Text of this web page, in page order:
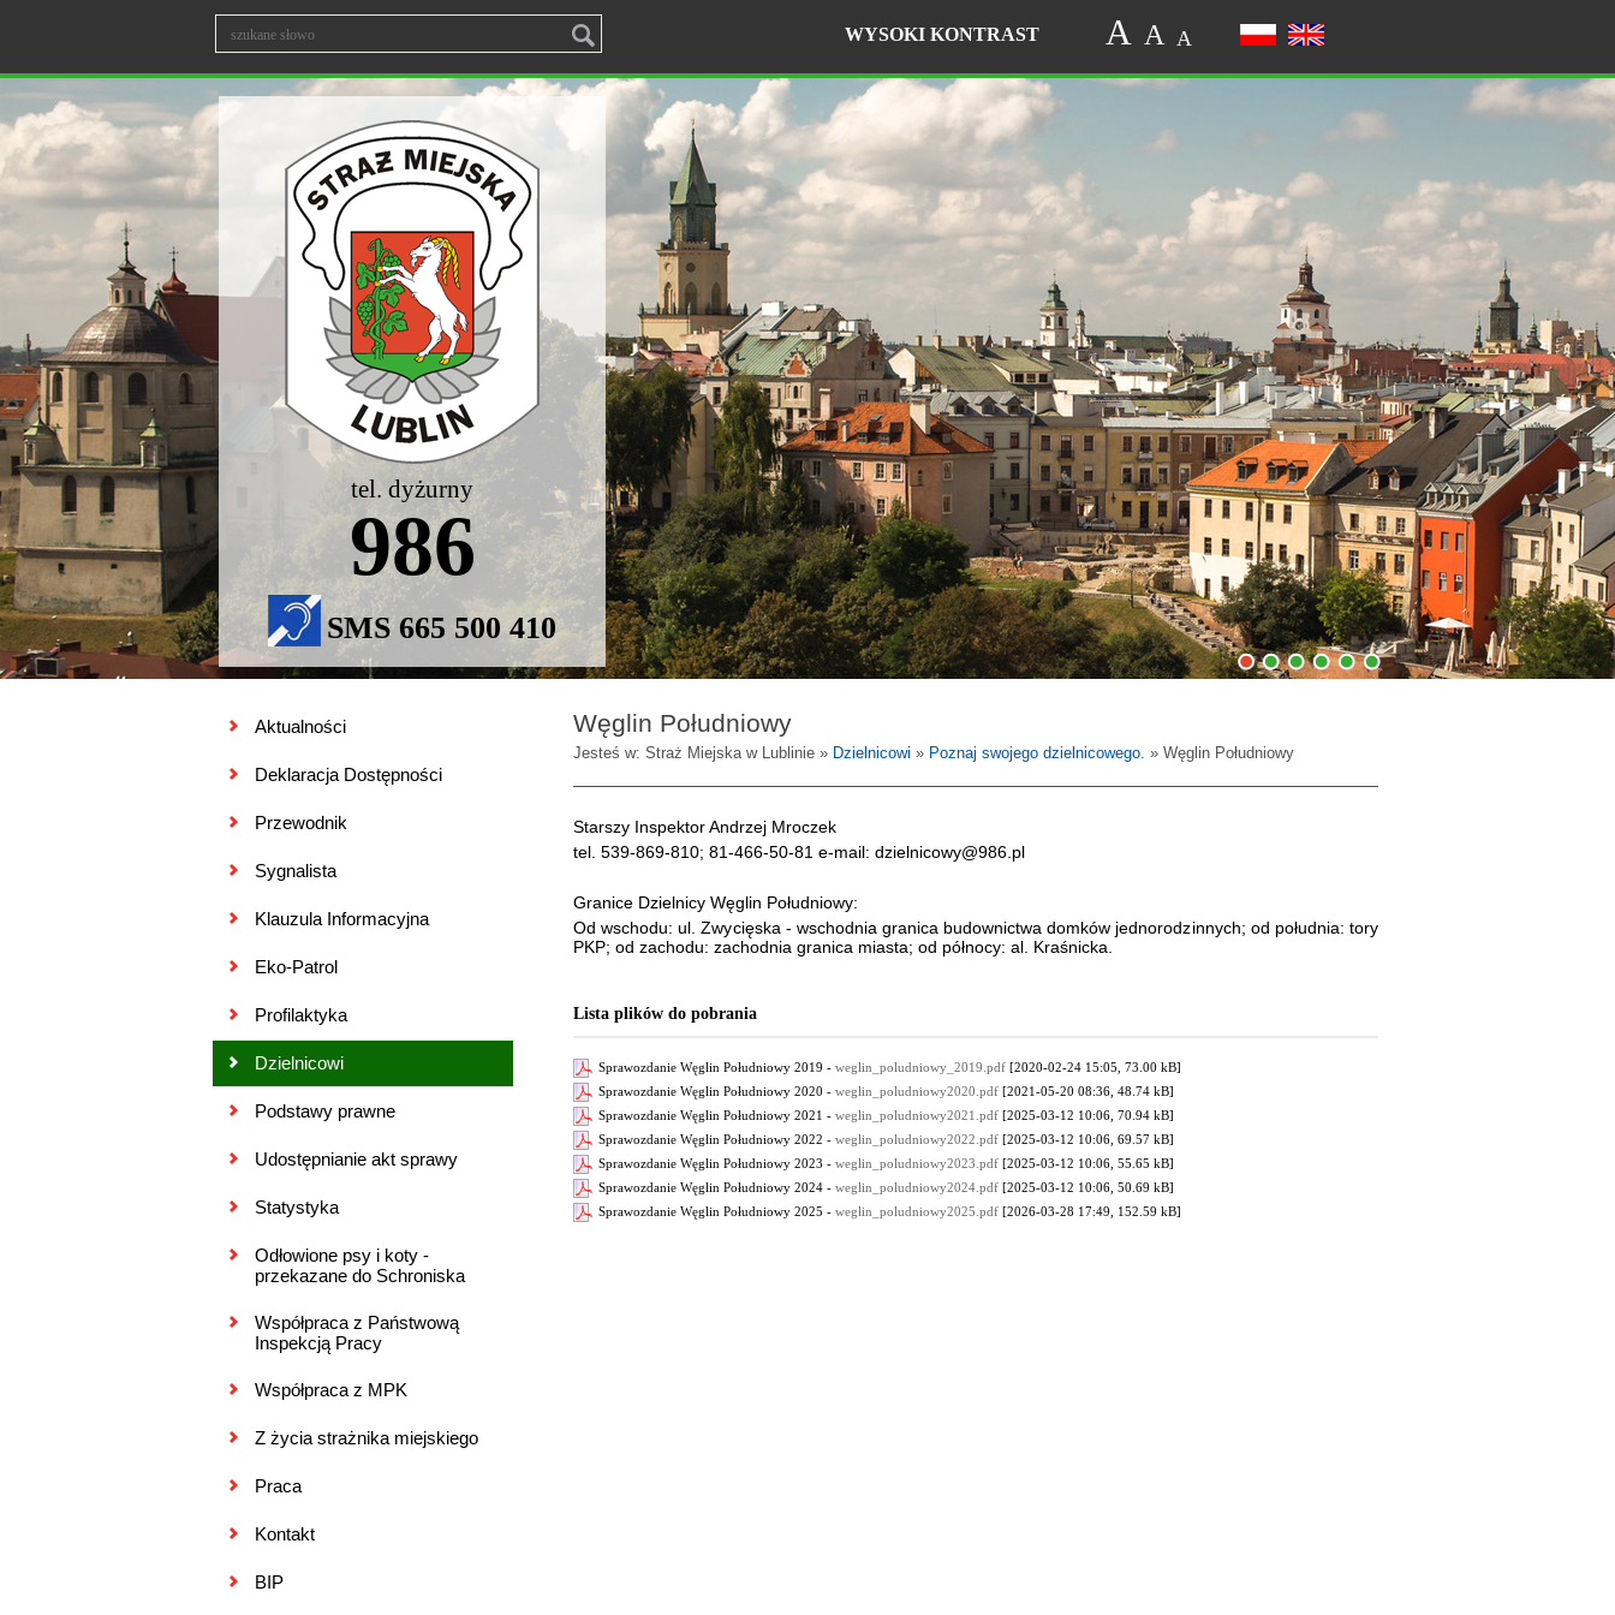
WYSOKI KONTRAST A A A
1 2 3 4 5 6
tel. dyżurny
986
SMS 665 500 410
Aktualności
Deklaracja Dostępności
Przewodnik
Sygnalista
Klauzula Informacyjna
Eko-Patrol
Profilaktyka
Dzielnicowi
Podstawy prawne
Udostępnianie akt sprawy
Statystyka
Odłowione psy i koty -
przekazane do Schroniska
Współpraca z Państwową
Inspekcją Pracy
Współpraca z MPK
Z życia strażnika miejskiego
Praca
Kontakt
BIP
Węglin Południowy
Jesteś w: Straż Miejska w Lublinie » Dzielnicowi » Poznaj swojego dzielnicowego. » Węglin Południowy
Starszy Inspektor Andrzej Mroczek
tel. 539-869-810; 81-466-50-81 e-mail: dzielnicowy@986.pl
Granice Dzielnicy Węglin Południowy:
Od wschodu: ul. Zwycięska - wschodnia granica budownictwa domków jednorodzinnych; od południa: tory
PKP; od zachodu: zachodnia granica miasta; od północy: al. Kraśnicka.
Lista plików do pobrania
Sprawozdanie Węglin Południowy 2019 - weglin_poludniowy_2019.pdf [2020-02-24 15:05, 73.00 kB]
Sprawozdanie Węglin Południowy 2020 - weglin_poludniowy2020.pdf [2021-05-20 08:36, 48.74 kB]
Sprawozdanie Węglin Południowy 2021 - weglin_poludniowy2021.pdf [2025-03-12 10:06, 70.94 kB]
Sprawozdanie Węglin Południowy 2022 - weglin_poludniowy2022.pdf [2025-03-12 10:06, 69.57 kB]
Sprawozdanie Węglin Południowy 2023 - weglin_poludniowy2023.pdf [2025-03-12 10:06, 55.65 kB]
Sprawozdanie Węglin Południowy 2024 - weglin_poludniowy2024.pdf [2025-03-12 10:06, 50.69 kB]
Sprawozdanie Węglin Południowy 2025 - weglin_poludniowy2025.pdf [2026-03-28 17:49, 152.59 kB]